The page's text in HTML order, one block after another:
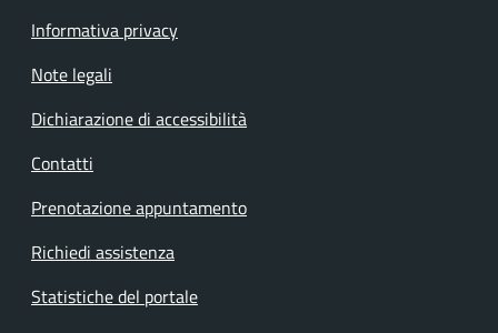
Informativa privacy
Note legali
Dichiarazione di accessibilità
Contatti
Prenotazione appuntamento
Richiedi assistenza
Statistiche del portale